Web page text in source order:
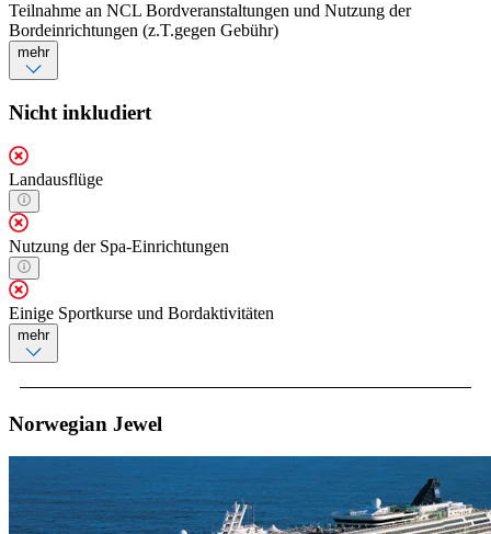
Teilnahme an NCL Bordveranstaltungen und Nutzung der
Bordeinrichtungen (z.T.gegen Gebühr)
mehr
Nicht inkludiert
Landausflüge
Nutzung der Spa-Einrichtungen
Einige Sportkurse und Bordaktivitäten
mehr
Norwegian Jewel